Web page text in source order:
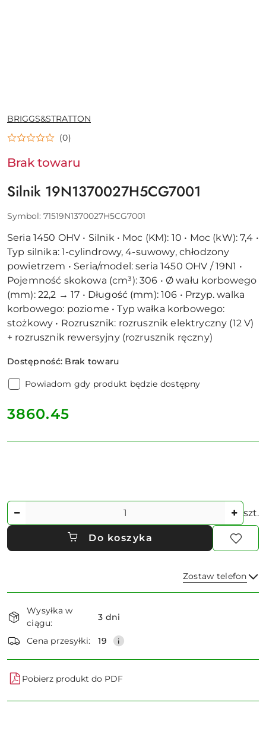
NAZWA
PRODUCENTA:
BRIGGS&STRATTON
(0)
Brak towaru
Silnik 19N1370027H5CG7001
Symbol: 71519N1370027H5CG7001
Seria 1450 OHV • Silnik • Moc (KM): 10 • Moc (kW): 7,4 •
Typ silnika: 1-cylindrowy, 4-suwowy, chłodzony
powietrzem • Seria/model: seria 1450 OHV / 19N1 •
Pojemność skokowa (cm³): 306 • Ø wału korbowego
(mm): 22,2 → 17 • Długość (mm): 106 • Przyp. walka
korbowego: poziome • Typ wałka korbowego:
stożkowy • Rozrusznik: rozrusznik elektryczny (12 V)
+ rozrusznik rewersyjny (rozrusznik ręczny)
Dostępność: Brak towaru
Powiadom gdy produkt będzie dostępny
cena:
3860.45
Ilość szt.
Do koszyka
Zostaw telefon
i
dostawa
Wysyłka w
ciągu:
3 dni
Cena przesyłki: 19
Pobierz produkt do PDF